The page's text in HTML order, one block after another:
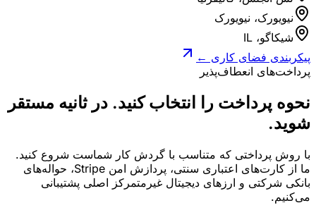
نیویورک، نیویورک
شیکاگو، IL
پیکربندی فضای کاری ←
پرداخت‌های انعطاف‌پذیر
نحوه پرداخت را انتخاب کنید. در ثانیه مستقر
شوید.
با روش پرداختی که متناسب با گردش کار شماست شروع کنید.
ما از کارت‌های اعتباری سنتی، پردازش امن Stripe، حواله‌های
بانکی شرکتی و ارزهای دیجیتال غیرمتمرکز اصلی پشتیبانی
می‌کنیم.